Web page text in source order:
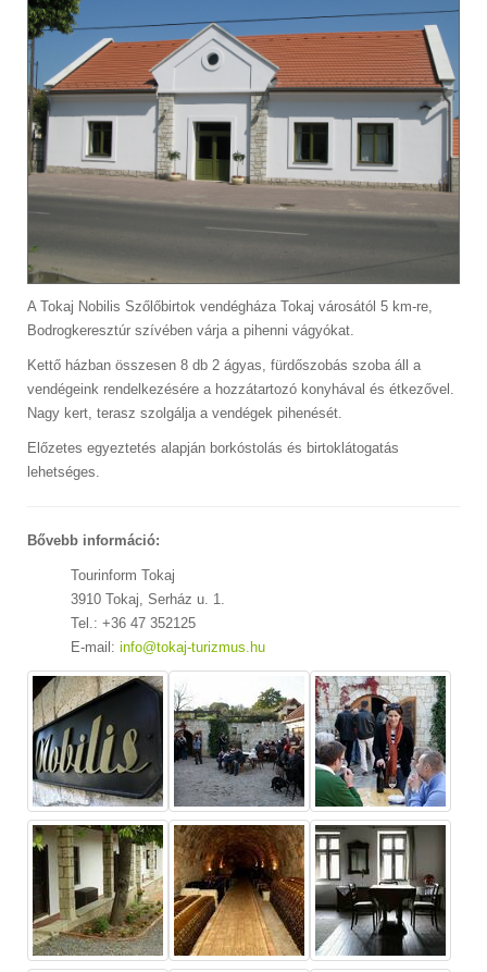
A Tokaj Nobilis Szőlőbirtok vendégháza Tokaj városától 5 km-re,
Bodrogkeresztúr szívében várja a pihenni vágyókat.
Kettő házban összesen 8 db 2 ágyas, fürdőszobás szoba áll a
vendégeink rendelkezésére a hozzátartozó konyhával és étkezővel.
Nagy kert, terasz szolgálja a vendégek pihenését.
Előzetes egyeztetés alapján borkóstolás és birtoklátogatás
lehetséges.
Bővebb információ:
Tourinform Tokaj
3910 Tokaj, Serház u. 1.
Tel.: +36 47 352125
E-mail: info@tokaj-turizmus.hu